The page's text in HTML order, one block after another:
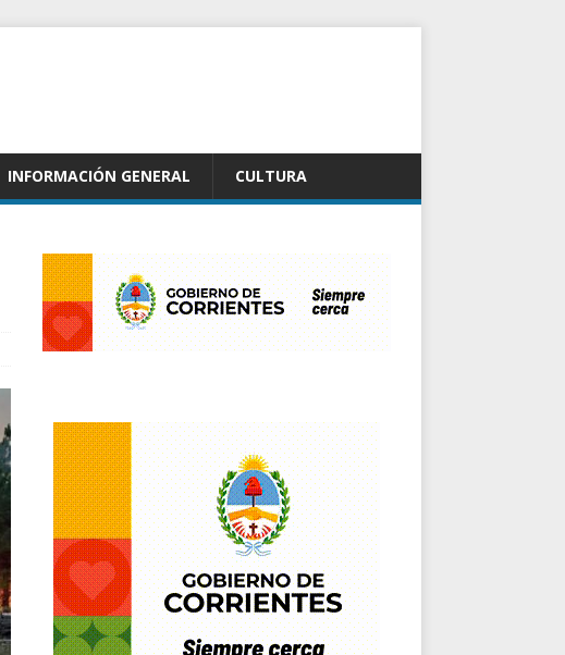
INFORMACIÓN GENERAL CULTURA